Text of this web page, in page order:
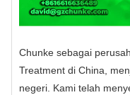
Chunke sebagai
Treatment di China,
negeri. Kami telah